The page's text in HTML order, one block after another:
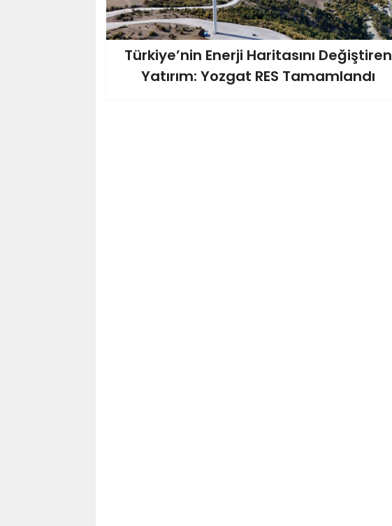
Türkiye’nin Enerji Haritasını Değiştiren
Yatırım: Yozgat RES Tamamlandı